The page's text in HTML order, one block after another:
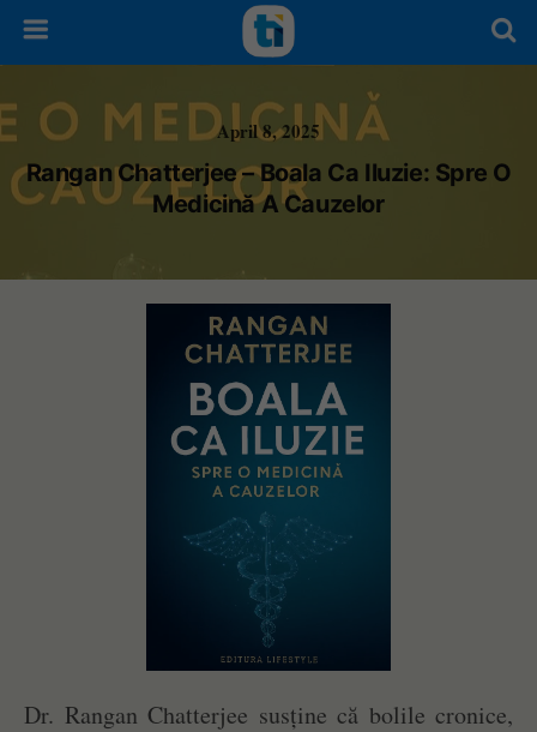
April 8, 2025
Rangan Chatterjee – Boala Ca Iluzie: Spre O
Medicină A Cauzelor
Dr. Rangan Chatterjee susține că bolile cronice,